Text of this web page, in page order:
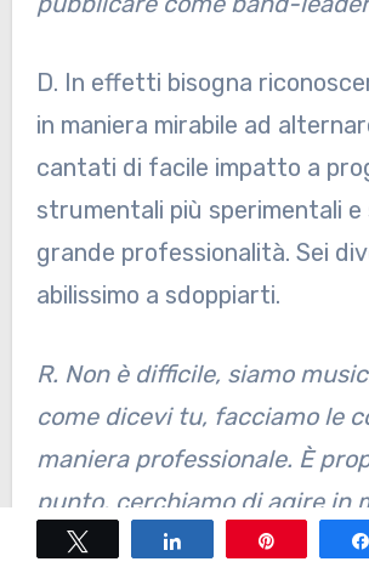
D. In effetti bisogna
in maniera mirabile ad
cantati di facile impatto a
strumentali più sperimentali e
grande professionalità. Sei
abilissimo a sdoppiarti.
R. Non è difficile, siamo
come dicevi tu, facciamo le
maniera professionale. È
punto, cerchiamo di agire in
estremamente